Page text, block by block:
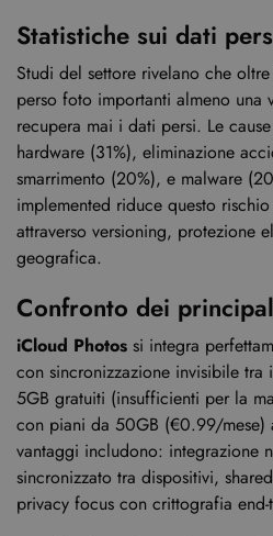
Statistiche sui dati
Studi del settore rivelano che
perso foto importanti almeno
recupera mai i dati persi. Le
hardware (31%), eliminazione
smarrimento (20%), e malware
implemented riduce questo
attraverso versioning, protezione
geografica.
Confronto dei
iCloud Photos si integra
con sincronizzazione invisibile
5GB gratuiti (insufficienti per la
con piani da 50GB (€0.99/mese)
vantaggi includono: integrazione
sincronizzato tra dispositivi,
privacy focus con crittografia